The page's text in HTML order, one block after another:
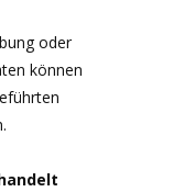
oder
können